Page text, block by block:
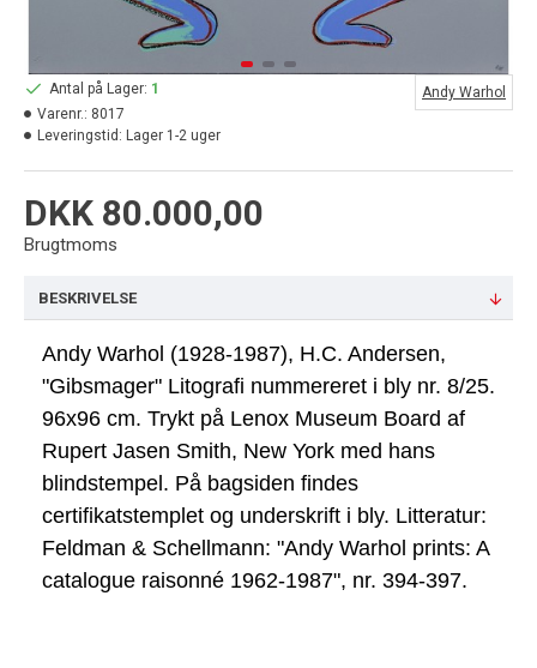
DKK 80.000,00
Brugtmoms
Antal på Lager: 1
Varenr.: 8017
Leveringstid: Lager 1-2 uger
Andy Warhol
BESKRIVELSE
Andy Warhol (1928-1987), H.C. Andersen,
"Gibsmager" Litografi nummereret i bly nr. 8/25.
96x96 cm. Trykt på Lenox Museum Board af
Rupert Jasen Smith, New York med hans
blindstempel. På bagsiden findes
certifikatstemplet og underskrift i bly. Litteratur:
Feldman & Schellmann: "Andy Warhol prints: A
catalogue raisonné 1962-1987", nr. 394-397.